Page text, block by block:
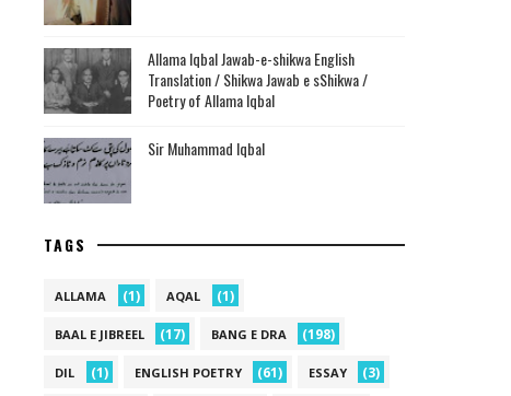
Allama Iqbal Jawab-e-shikwa English
Translation / Shikwa Jawab e sShikwa /
Poetry of Allama Iqbal
Sir Muhammad Iqbal
TAGS
ALLAMA (1) AQAL (1)
BAAL E JIBREEL (17) BANG E DRA (198)
DIL (1) ENGLISH POETRY (61) ESSAY (3)